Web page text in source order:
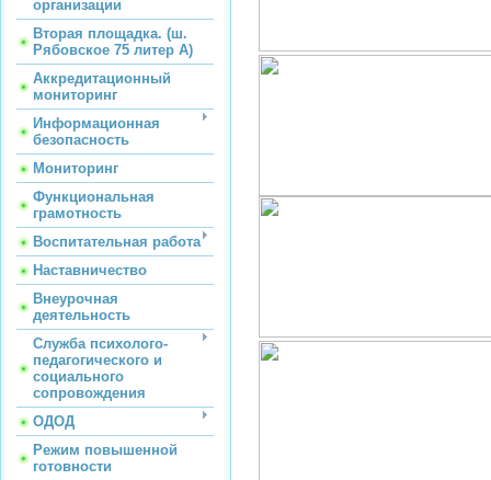
организации
Вторая площадка. (ш.
Рябовское 75 литер А)
Аккредитационный
мониторинг
Информационная
безопасность
Мониторинг
Функциональная
грамотность
Воспитательная работа
Наставничество
Внеурочная
деятельность
Служба психолого-
педагогического и
социального
сопровождения
ОДОД
Режим повышенной
готовности